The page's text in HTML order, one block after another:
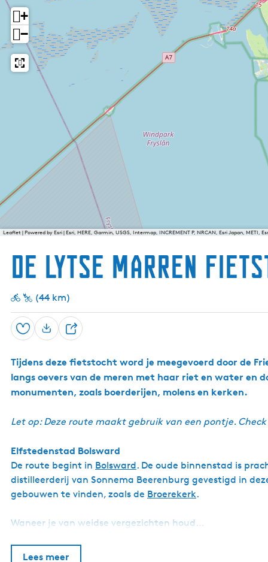
e
+
−
Leaflet|Powered by Esri | Esri, HERE, Garmin, USGS, Intermap, INCREMENT P, NRCAN, Esri Japan,
De Lytse Marren
(44 km)
Opslaan
D
e
l
Tijdens deze fietstocht word je meegevoerd door de
langs oevers van de meren met haar riet en water en
monumenten, zoals boerderijen, molens en kerken.
Let op: Deze route maakt gebruik van een pontje.
Elfstedenstad Bolsward
De route begint in Bolsward. De oude binnenstad is
distilleerderij van Sonnema Beerenburg gevestigd in
gebouwen te vinden, zoals de Broerekerk.
Waneer je van weidse vergezichten houd…
Lees meer